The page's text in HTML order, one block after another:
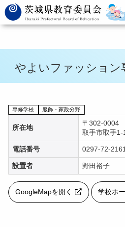
やよいファッション
専修学校 服飾・家政分野
所在地
〒302-0004
取手市取手1-
電話番号 0297-72-
設置者 野田裕子
GoogleMapを開く 学校ホ